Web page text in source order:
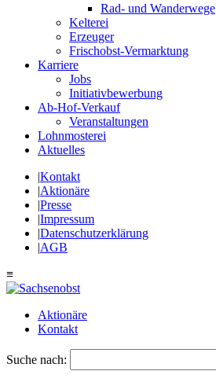
Rad- und Wanderwege
Kelterei
Erzeuger
Frischobst-Vermarktung
Karriere
Jobs
Initiativbewerbung
Ab-Hof-Verkauf
Veranstaltungen
Lohnmosterei
Aktuelles
|Kontakt
|Aktionäre
|Presse
|Impressum
|Datenschutzerklärung
|AGB
≡
Aktionäre
Kontakt
Suche nach: